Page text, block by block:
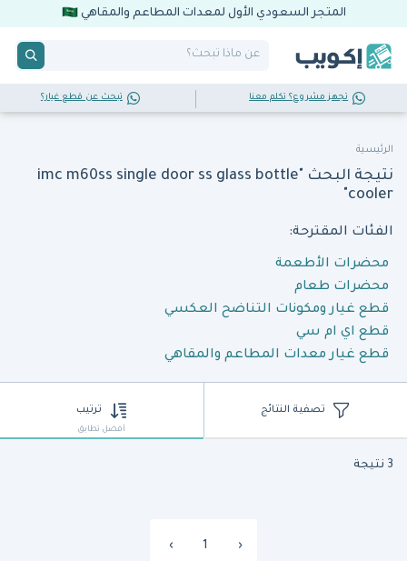
المتجر السعودي الأول لمعدات المطاعم والمقاهي
تجهز مشروع؟ تكلم معنا تبحث عن قطع غيار؟
الرئيسية
نتيجة البحث "imc m60ss single door ss glass bottle
cooler"
الفئات المقترحة:
محضرات الأطعمة
محضرات طعام
قطع غيار ومكونات التناضح العكسي
قطع اي ام سي
قطع غيار معدات المطاعم والمقاهي
تصفية النتائج ترتيب
أفضل تطابق
3 نتيجة
‹
1
›